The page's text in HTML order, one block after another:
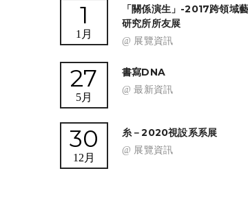
1
1月
「關係演生」-2017跨領域
研究所所友展
@ 展覽資訊
27
5月
書寫DNA
@ 最新資訊
30
12月
糸－2020視設系系展
@ 展覽資訊